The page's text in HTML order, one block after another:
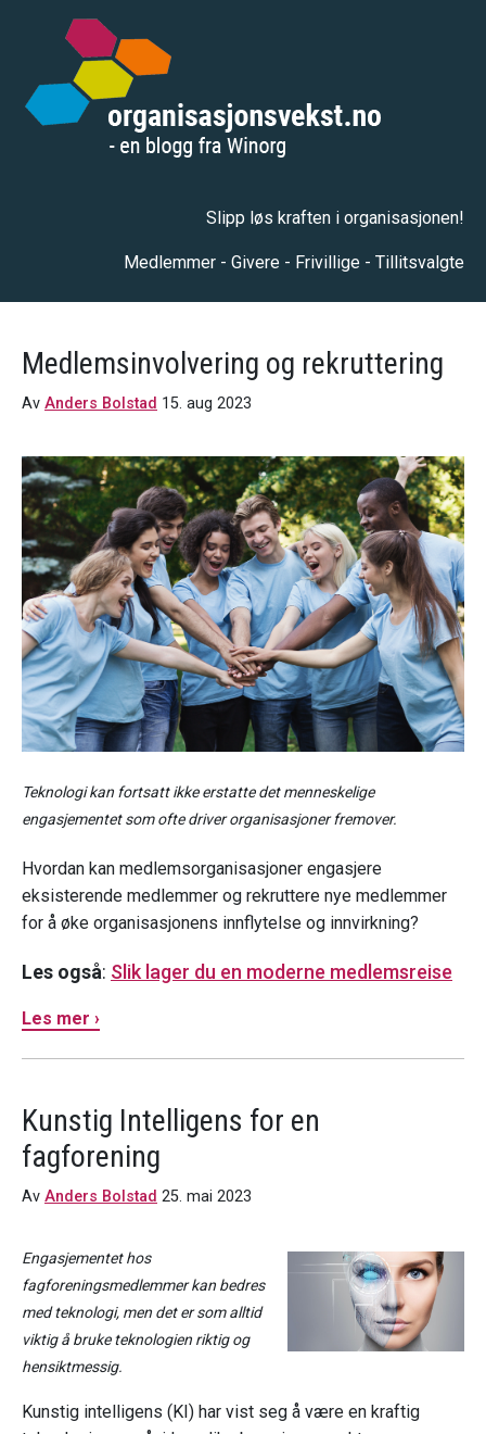
Slipp løs kraften i organisasjonen!
Medlemmer - Givere - Frivillige - Tillitsvalgte
Medlemsinvolvering og rekruttering
Av Anders Bolstad 15. aug 2023
Teknologi kan fortsatt ikke erstatte det menneskelige
engasjementet som ofte driver organisasjoner fremover.
Hvordan kan medlemsorganisasjoner engasjere
eksisterende medlemmer og rekruttere nye medlemmer
for å øke organisasjonens innflytelse og innvirkning?
Les også: Slik lager du en moderne medlemsreise
Les mer ›
Kunstig Intelligens for en
fagforening
Av Anders Bolstad 25. mai 2023
Engasjementet hos
fagforeningsmedlemmer kan bedres
med teknologi, men det er som alltid
viktig å bruke teknologien riktig og
hensiktmessig.
Kunstig intelligens (KI) har vist seg å være en kraftig